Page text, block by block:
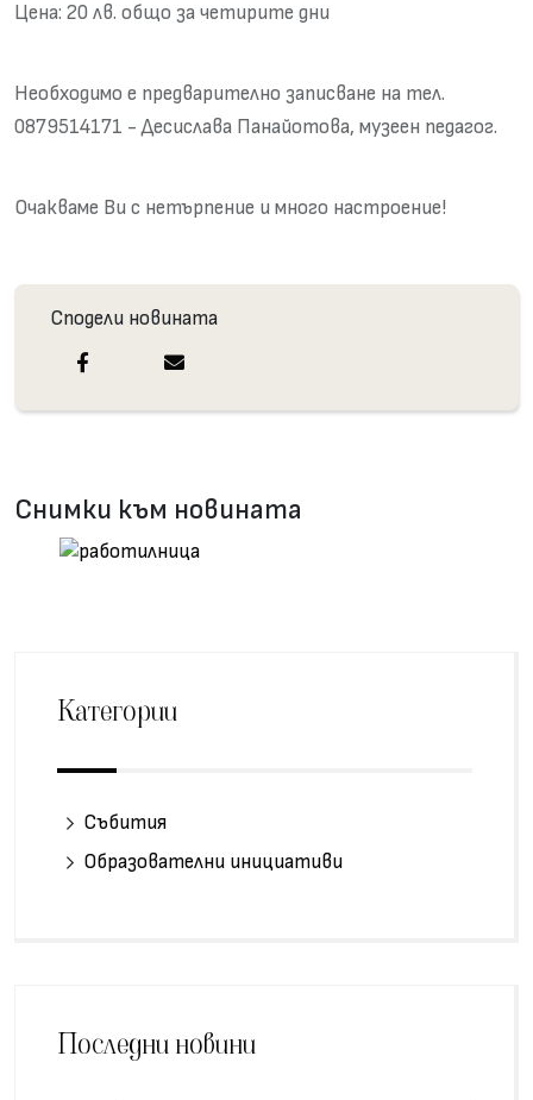
Цена: 20 лв. общо за четирите дни
Необходимо е предварително записване на тел.
0879514171 - Десислава Панайотова, музеен педагог.
Очакваме Ви с нетърпение и много настроение!
Сподели новината
Снимки към новината
Категории
Събития
Образователни инициативи
Последни новини